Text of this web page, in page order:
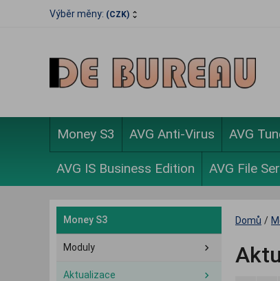
Výběr měny: (CZK)
Money S3 AVG Anti-Virus AVG
AVG IS Business Edition AVG File
Money S3
Moduly
Aktualizace
Domů /